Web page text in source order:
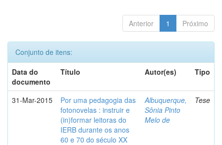
Anterior 1 Próximo
Conjunto de itens:
Data do
documento
Título Autor(es) Tipo
31-Mar-2015
Por uma pedagogia das
fotonovelas : instruir e
(in)formar leitoras do
IERB durante os anos
60 e 70 do século XX
Albuquerque,
Sônia Pinto
Melo de
Tese